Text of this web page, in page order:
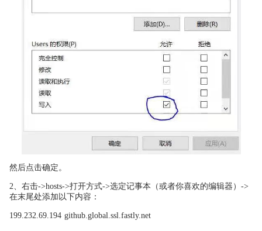
然后点击确定。
2、右击->hosts->打开方式->选定记事本（或者你喜欢的编辑器）->
在末尾处添加以下内容：
199.232.69.194 github.global.ssl.fastly.net